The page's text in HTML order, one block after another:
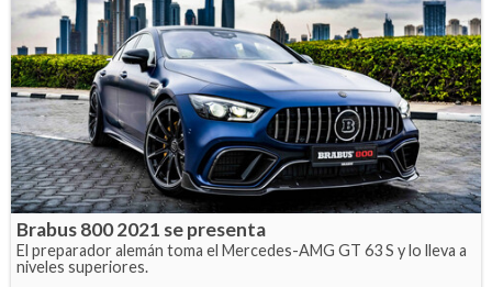
Brabus 800 2021 se presenta
El preparador alemán toma el Mercedes-AMG GT 63 S y lo lleva a
niveles superiores.